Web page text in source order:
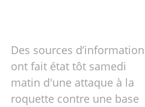
Des sources d’information
ont fait état tôt samedi
matin d'une attaque à la
roquette contre une base